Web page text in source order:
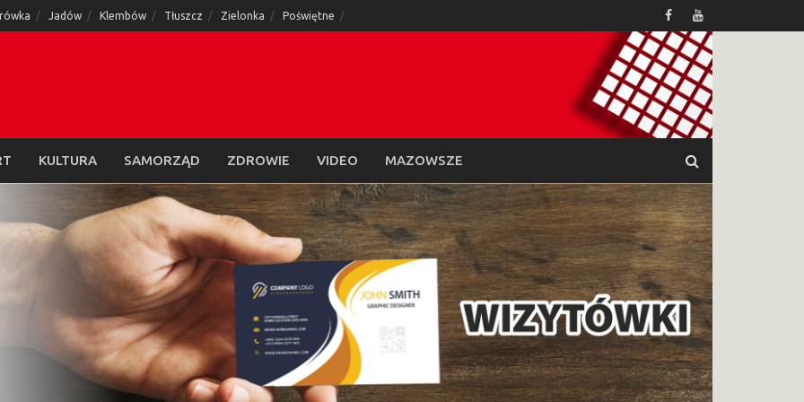
Jadów Klembów Tłuszcz Zielonka Poświętne
KULTURA SAMORZĄD ZDROWIE VIDEO MAZOWSZE